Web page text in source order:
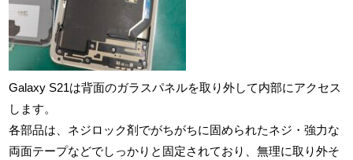
Galaxy S21は背面のガラスパネルを取り外して内部にアクセス
します。
各部品は、ネジロック剤でがちがちに固められたネジ・強力な
両面テープなどでしっかりと固定されており、無理に取り外そ